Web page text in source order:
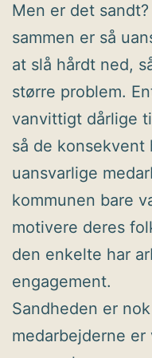
Men er det
sammen er så
at slå hårdt ned,
større problem.
vanvittigt dårlige
så de konsekvent
uansvarlige
kommunen bare
motivere deres
den enkelte har
engagement.
Sandheden er
medarbejderne er